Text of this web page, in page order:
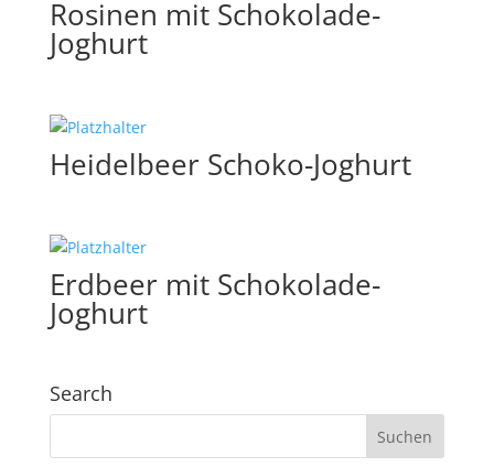
Rosinen mit Schokolade-
Joghurt
Heidelbeer Schoko-Joghurt
Erdbeer mit Schokolade-
Joghurt
Search